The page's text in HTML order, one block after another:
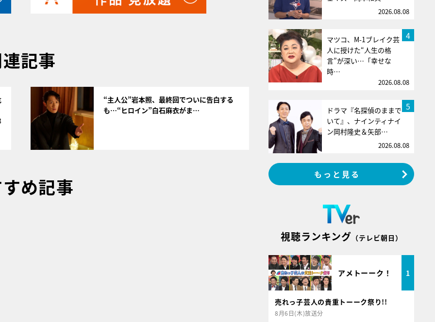
記事
“主人公”岩本照、最終回でついに告白する
も…“ヒロイン”白石麻衣がま…
め記事
2026.08.08
4
マツコ、M-1ブレイク芸
人に授けた“人生の格
言”が深い…「幸せな
時…
2026.08.08
5
ドラマ『名探偵のままで
いて』、ナインティナイ
ン岡村隆史＆矢部…
2026.08.08
もっと見る
視聴ランキング （テレビ朝日）
アメトーーク！ 1
売れっ子芸人の貴重トーーク祭り!!
8月6日(木)放送分